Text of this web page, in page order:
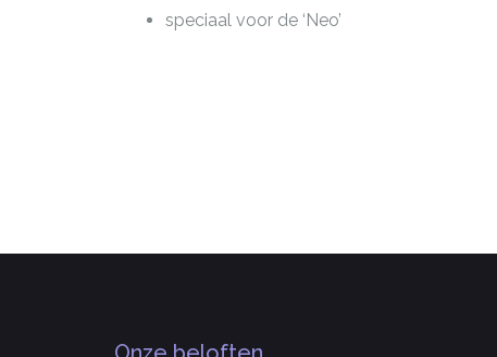
speciaal voor de ‘Neo’